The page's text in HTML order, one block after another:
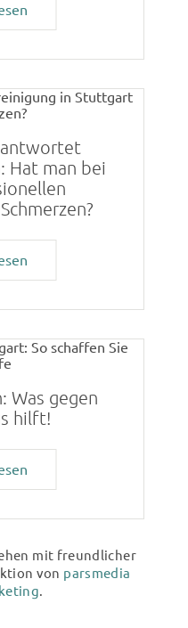
Hat man bei
Was gegen
hilft!
mit freundlicher
von parsmedia
.